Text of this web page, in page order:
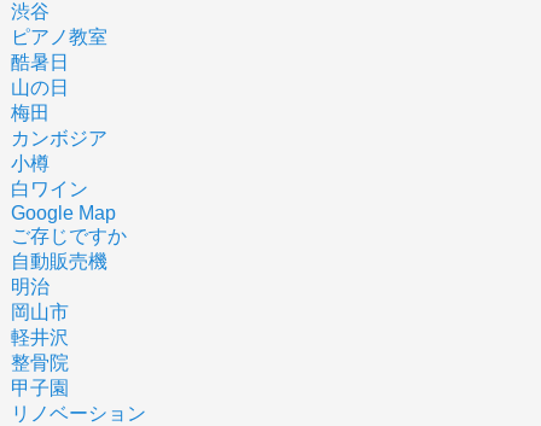
渋谷
ピアノ教室
酷暑日
山の日
梅田
カンボジア
小樽
白ワイン
Google Map
ご存じですか
自動販売機
明治
岡山市
軽井沢
整骨院
甲子園
リノベーション